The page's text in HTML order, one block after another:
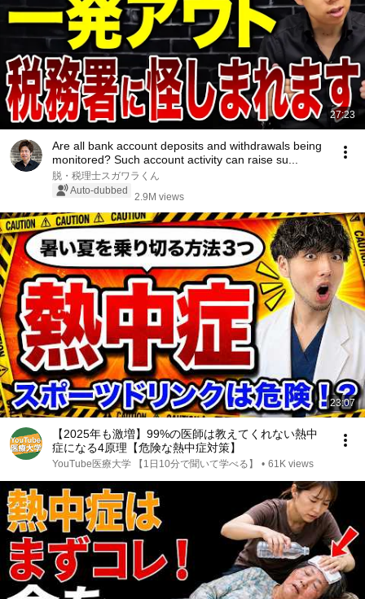
27:23
Are all bank account deposits and withdrawals being
monitored? Such account activity can raise su...
脱・税理士スガワラくん
Auto-dubbed
2.9M views
23:07
【2025年も激増】99%の医師は教えてくれない熱中
症になる4原理【危険な熱中症対策】
YouTube医療大学 【1日10分で聞いて学べる】 • 61K views